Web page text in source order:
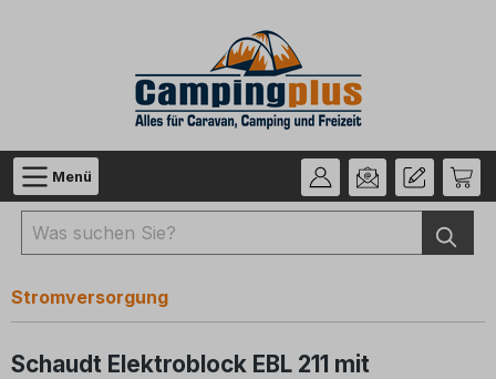
Zum Hauptinhalt springen
Menü
Stromversorgung
Schaudt Elektroblock EBL 211 mit